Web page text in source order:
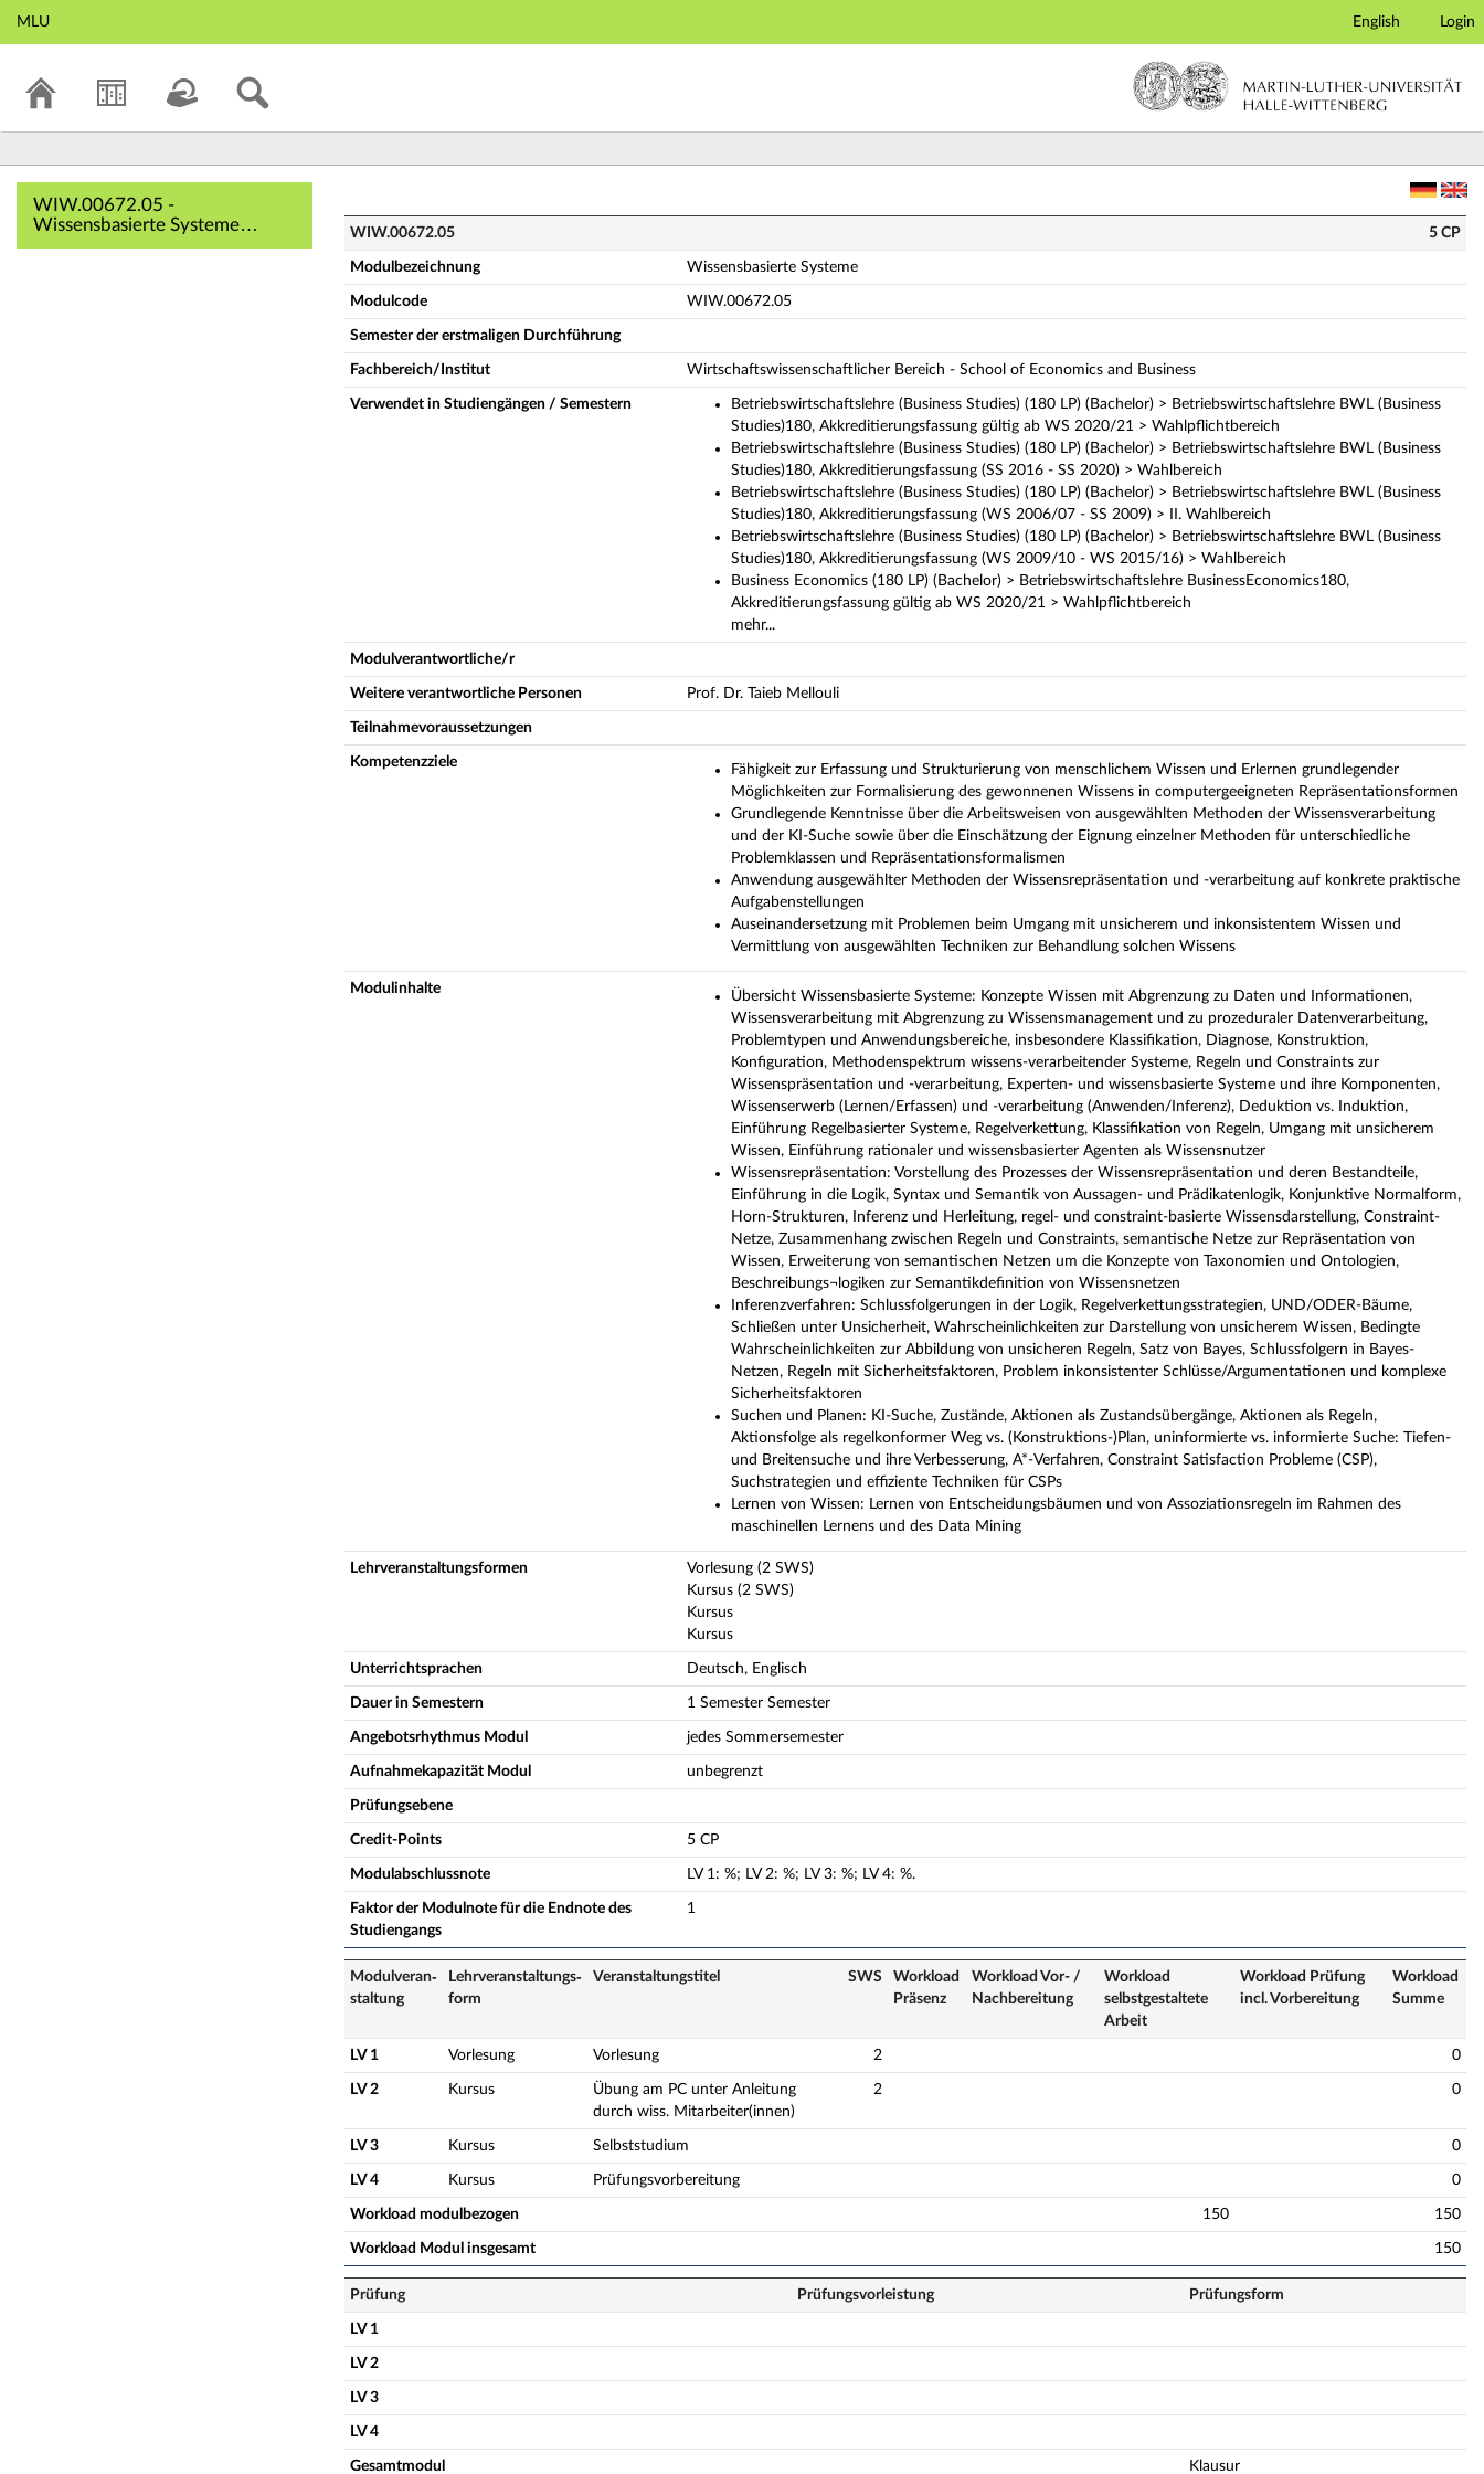
Hauptnavigation
MLU English Login
WIW.00672.05 -
Wissensbasierte Systeme
(Vollständige
WIW.00672.05 5 CP
Modulbezeichnung Wissensbasierte Systeme
Modulcode WIW.00672.05
Semester der erstmaligen Durchführung
Fachbereich/Institut Wirtschaftswissenschaftlicher Bereich - School of Economics and Business
Verwendet in Studiengängen / Semestern
Betriebswirtschaftslehre (Business Studies) (180 LP) (Bachelor) > Betriebswirtschaftslehre BWL (Business
Studies)180, Akkreditierungsfassung gültig ab WS 2020/21 > Wahlpflichtbereich
Betriebswirtschaftslehre (Business Studies) (180 LP) (Bachelor) > Betriebswirtschaftslehre BWL (Business
Studies)180, Akkreditierungsfassung (SS 2016 - SS 2020) > Wahlbereich
Betriebswirtschaftslehre (Business Studies) (180 LP) (Bachelor) > Betriebswirtschaftslehre BWL (Business
Studies)180, Akkreditierungsfassung (WS 2006/07 - SS 2009) > II. Wahlbereich
Betriebswirtschaftslehre (Business Studies) (180 LP) (Bachelor) > Betriebswirtschaftslehre BWL (Business
Studies)180, Akkreditierungsfassung (WS 2009/10 - WS 2015/16) > Wahlbereich
Business Economics (180 LP) (Bachelor) > Betriebswirtschaftslehre BusinessEconomics180,
Akkreditierungsfassung gültig ab WS 2020/21 > Wahlpflichtbereich
mehr...
Modulverantwortliche/r
Weitere verantwortliche Personen Prof. Dr. Taieb Mellouli
Teilnahmevoraussetzungen
Kompetenzziele
Fähigkeit zur Erfassung und Strukturierung von menschlichem Wissen und Erlernen grundlegender
Möglichkeiten zur Formalisierung des gewonnenen Wissens in computergeeigneten Repräsentationsformen
Grundlegende Kenntnisse über die Arbeitsweisen von ausgewählten Methoden der Wissensverarbeitung
und der KI-Suche sowie über die Einschätzung der Eignung einzelner Methoden für unterschiedliche
Problemklassen und Repräsentationsformalismen
Anwendung ausgewählter Methoden der Wissensrepräsentation und -verarbeitung auf konkrete praktische
Aufgabenstellungen
Auseinandersetzung mit Problemen beim Umgang mit unsicherem und inkonsistentem Wissen und
Vermittlung von ausgewählten Techniken zur Behandlung solchen Wissens
Modulinhalte
Übersicht Wissensbasierte Systeme: Konzepte Wissen mit Abgrenzung zu Daten und Informationen,
Wissensverarbeitung mit Abgrenzung zu Wissensmanagement und zu prozeduraler Datenverarbeitung,
Problemtypen und Anwendungsbereiche, insbesondere Klassifikation, Diagnose, Konstruktion,
Konfiguration, Methodenspektrum wissens-verarbeitender Systeme, Regeln und Constraints zur
Wissenspräsentation und -verarbeitung, Experten- und wissensbasierte Systeme und ihre Komponenten,
Wissenserwerb (Lernen/Erfassen) und -verarbeitung (Anwenden/Inferenz), Deduktion vs. Induktion,
Einführung Regelbasierter Systeme, Regelverkettung, Klassifikation von Regeln, Umgang mit unsicherem
Wissen, Einführung rationaler und wissensbasierter Agenten als Wissensnutzer
Wissensrepräsentation: Vorstellung des Prozesses der Wissensrepräsentation und deren Bestandteile,
Einführung in die Logik, Syntax und Semantik von Aussagen- und Prädikatenlogik, Konjunktive Normalform,
Horn-Strukturen, Inferenz und Herleitung, regel- und constraint-basierte Wissensdarstellung, Constraint-
Netze, Zusammenhang zwischen Regeln und Constraints, semantische Netze zur Repräsentation von
Wissen, Erweiterung von semantischen Netzen um die Konzepte von Taxonomien und Ontologien,
Beschreibungs¬logiken zur Semantikdefinition von Wissensnetzen
Inferenzverfahren: Schlussfolgerungen in der Logik, Regelverkettungsstrategien, UND/ODER-Bäume,
Schließen unter Unsicherheit, Wahrscheinlichkeiten zur Darstellung von unsicherem Wissen, Bedingte
Wahrscheinlichkeiten zur Abbildung von unsicheren Regeln, Satz von Bayes, Schlussfolgern in Bayes-
Netzen, Regeln mit Sicherheitsfaktoren, Problem inkonsistenter Schlüsse/Argumentationen und komplexe
Sicherheitsfaktoren
Suchen und Planen: KI-Suche, Zustände, Aktionen als Zustandsübergänge, Aktionen als Regeln,
Aktionsfolge als regelkonformer Weg vs. (Konstruktions-)Plan, uninformierte vs. informierte Suche: Tiefen-
und Breitensuche und ihre Verbesserung, A*-Verfahren, Constraint Satisfaction Probleme (CSP),
Suchstrategien und effiziente Techniken für CSPs
Lernen von Wissen: Lernen von Entscheidungsbäumen und von Assoziationsregeln im Rahmen des
maschinellen Lernens und des Data Mining
Lehrveranstaltungsformen
Vorlesung (2 SWS)
Kursus (2 SWS)
Kursus
Kursus
Unterrichtsprachen Deutsch, Englisch
Dauer in Semestern 1 Semester Semester
Angebotsrhythmus Modul jedes Sommersemester
Aufnahmekapazität Modul unbegrenzt
Prüfungsebene
Credit-Points 5 CP
Modulabschlussnote LV 1: %; LV 2: %; LV 3: %; LV 4: %.
Faktor der Modulnote für die Endnote des
Studiengangs
1
Modulveran­
staltung
Lehrveranstaltungs­
form
Veranstaltungs­titel SWS
Workload
Präsenz
Workload Vor- /
Nach­bereitung
Workload
selbstge­staltete
Arbeit
Workload Prüfung
incl. Vorbereitung
Workload
Summe
LV 1 Vorlesung Vorlesung 2 0
LV 2 Kursus
Übung am PC unter Anleitung
durch wiss. Mitarbeiter(innen)
2 0
LV 3 Kursus Selbststudium 0
LV 4 Kursus Prüfungsvorbereitung 0
Workload modulbezogen 150 150
Workload Modul insgesamt 150
Prüfung Prüfungsvorleistung Prüfungsform
LV 1
LV 2
LV 3
LV 4
Gesamtmodul Klausur